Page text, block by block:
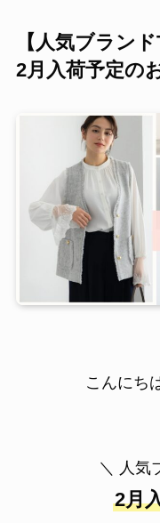
【人気ブラン
2月入荷予定の
こんにち
＼ 人気
2月